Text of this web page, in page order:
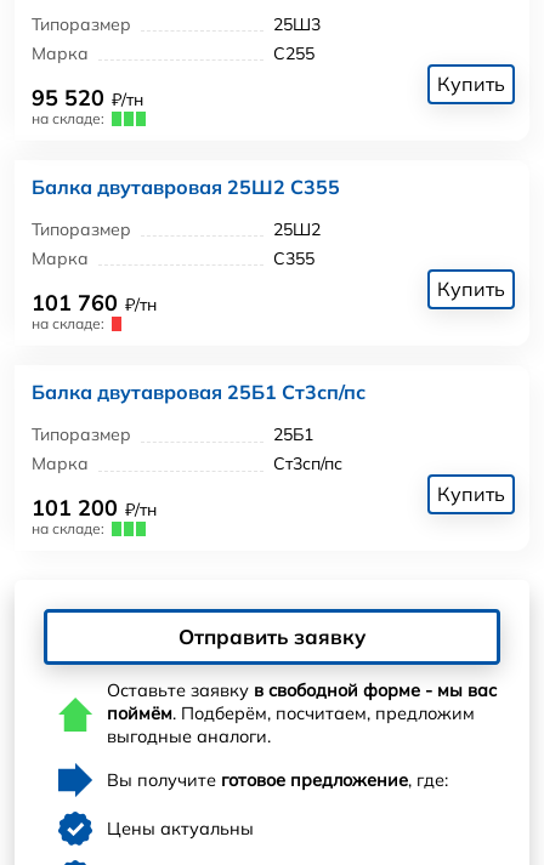
Типоразмер
25Ш3
Марка
С255
95 520 ₽/тн
на складе:
Купить
Балка двутавровая 25Ш2 С355
Типоразмер
25Ш2
Марка
С355
101 760 ₽/тн
на складе:
Купить
Балка двутавровая 25Б1 Ст3сп/пс
Типоразмер
25Б1
Марка
Ст3сп/пс
101 200 ₽/тн
на складе:
Купить
Отправить заявку
Оставьте заявку в свободной форме - мы вас
поймём. Подберём, посчитаем, предложим
выгодные аналоги.
Вы получите готовое предложение, где:
Цены актуальны